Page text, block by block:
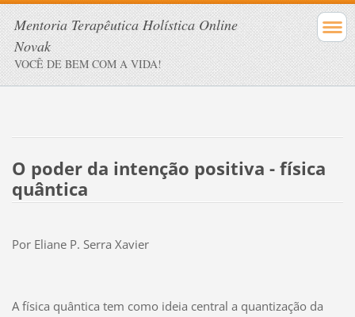
Mentoria Terapêutica Holística Online
Novak
VOCÊ DE BEM COM A VIDA!
O poder da intenção positiva - física
quântica
Por Eliane P. Serra Xavier
A física quântica tem como ideia central a quantização da